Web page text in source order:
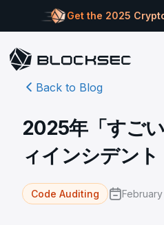
Get the 2025
Back to Blog
2025年「すご
ィインシデン
Code Auditing